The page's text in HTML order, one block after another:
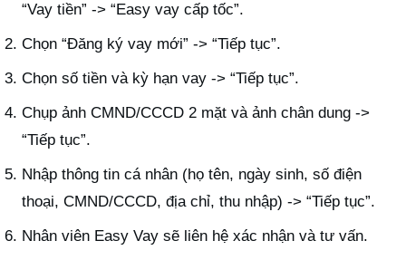
“Vay tiền” -> “Easy vay cấp tốc”.
Chọn “Đăng ký vay mới” -> “Tiếp tục”.
Chọn số tiền và kỳ hạn vay -> “Tiếp tục”.
Chụp ảnh CMND/CCCD 2 mặt và ảnh chân dung ->
“Tiếp tục”.
Nhập thông tin cá nhân (họ tên, ngày sinh, số điện
thoại, CMND/CCCD, địa chỉ, thu nhập) -> “Tiếp tục”.
Nhân viên Easy Vay sẽ liên hệ xác nhận và tư vấn.